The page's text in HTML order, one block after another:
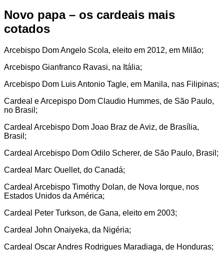
Novo papa – os cardeais mais
cotados
Arcebispo Dom Angelo Scola, eleito em 2012, em Milão;
Arcebispo Gianfranco Ravasi, na Itália;
Arcebispo Dom Luis Antonio Tagle, em Manila, nas Filipinas;
Cardeal e Arcepispo Dom Claudio Hummes, de São Paulo,
no Brasil;
Cardeal Arcebispo Dom Joao Braz de Aviz, de Brasília,
Brasil;
Cardeal Arcebispo Dom Odilo Scherer, de São Paulo, Brasil;
Cardeal Marc Ouellet, do Canadá;
Cardeal Arcebispo Timothy Dolan, de Nova Iorque, nos
Estados Unidos da América;
Cardeal Peter Turkson, de Gana, eleito em 2003;
Cardeal John Onaiyeka, da Nigéria;
Cardeal Oscar Andres Rodrigues Maradiaga, de Honduras;